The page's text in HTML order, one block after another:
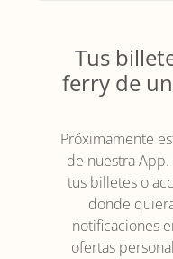
Tus
ferry de
Próximamente
de nuestra App.
tus billetes o
donde
notificaciones
ofertas